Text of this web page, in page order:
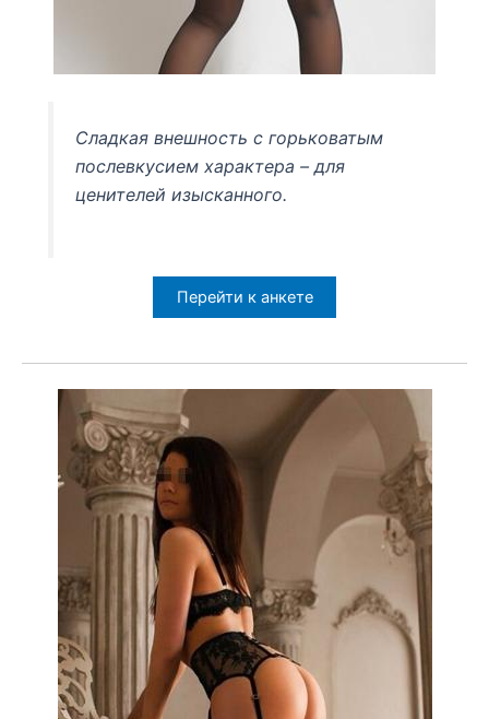
Сладкая внешность с горьковатым
послевкусием характера – для
ценителей изысканного.
Перейти к анкете